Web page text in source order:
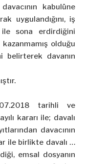
kabulüne
uygulandığını, iş
ile sona erdirdiğini
olduğu
belirterek davanın
tarihli ve
kararı ile; davalı
davacının
ile birlikte davalı …
emsal dosyanın